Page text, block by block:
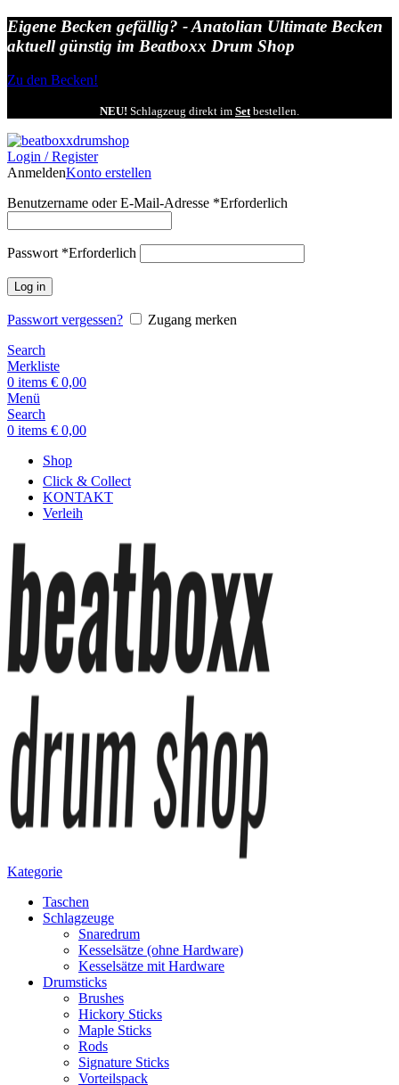
Eigene Becken gefällig? - Anatolian Ultimate Becken
aktuell günstig im Beatboxx Drum Shop
Zu den Becken!
NEU! Schlagzeug direkt im Setbestellen.
Login / Register
AnmeldenKonto erstellen
Benutzername oder E-Mail-Adresse *Erforderlich
Passwort *Erforderlich
Log in
Passwort vergessen?
Zugang merken
Search
Merkliste
0 items € 0,00
Menü
Search
0 items € 0,00
Shop
Click & Collect
KONTAKT
Verleih
Kategorie
Taschen
Schlagzeuge
Snaredrum
Kesselsätze (ohne Hardware)
Kesselsätze mit Hardware
Drumsticks
Brushes
Hickory Sticks
Maple Sticks
Rods
Signature Sticks
Vorteilspack